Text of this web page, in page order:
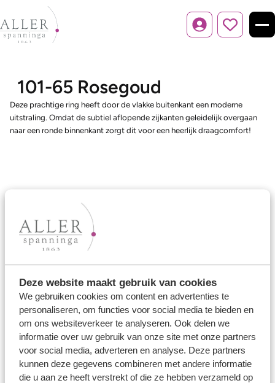
Deze website maakt gebruik van cookies
We gebruiken cookies om content en advertenties te
personaliseren, om functies voor social media te bieden en
om ons websiteverkeer te analyseren. Ook delen we
informatie over uw gebruik van onze site met onze partners
voor social media, adverteren en analyse. Deze partners
kunnen deze gegevens combineren met andere informatie
die u aan ze heeft verstrekt of die ze hebben verzameld op
Inloggen
101-65 Rosegoud
Deze prachtige ring heeft door de vlakke buitenkant een moderne
uitstraling. Omdat de subtiel aflopende zijkanten geleidelijk overgaan
naar een ronde binnenkant zorgt dit voor een heerlijk draagcomfort!
Ons aanbod
Trouwringen
Verlovingsringen
Vriendschapsringen
Over ons
Aller Spanninga
Historie